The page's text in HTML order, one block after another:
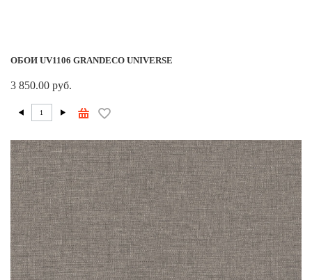
ОБОИ UV1106 GRANDECO UNIVERSE
3 850.00 руб.